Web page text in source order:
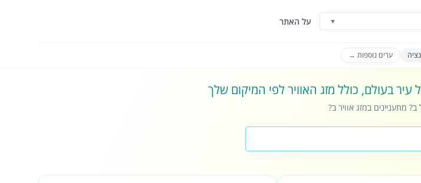
▼ על האתר
ערים נוספות →
עיר בעולם, כולל מזג האוויר לפי המיקום שלך
מתעניינים במזג אוויר ב?